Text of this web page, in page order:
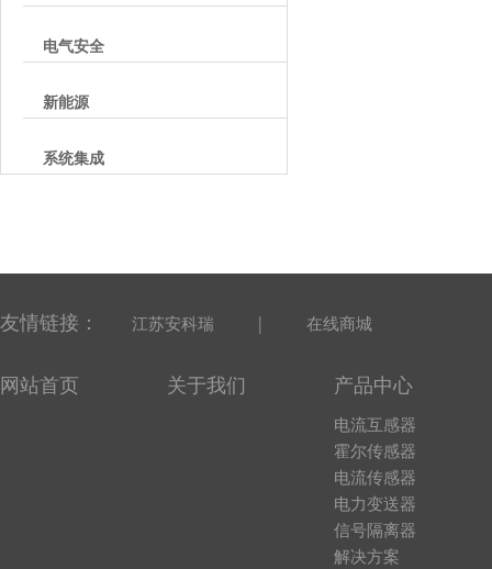
电气安全
新能源
系统集成
友情链接： 江苏安科瑞 | 在线商城
网站首页 关于我们 产品中心
电流互感器
霍尔传感器
电流传感器
电力变送器
信号隔离器
解决方案